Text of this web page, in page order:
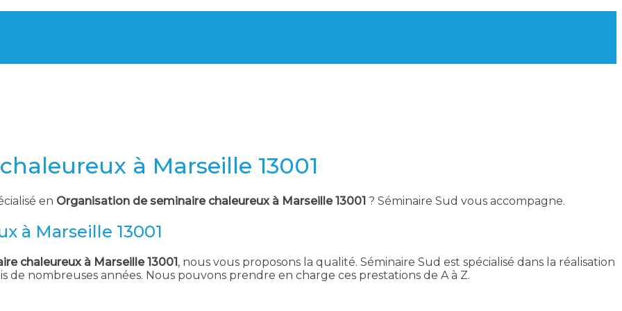
à Marseille 13001
en Organisation de seminaire chaleureux à Marseille 13001 ? Séminaire Sud vous accompagne.
à Marseille 13001
chaleureux à Marseille 13001, nous vous proposons la qualité. Séminaire Sud est spécialisé dans la réalisation
nombreuses années. Nous pouvons prendre en charge ces prestations de A à Z.